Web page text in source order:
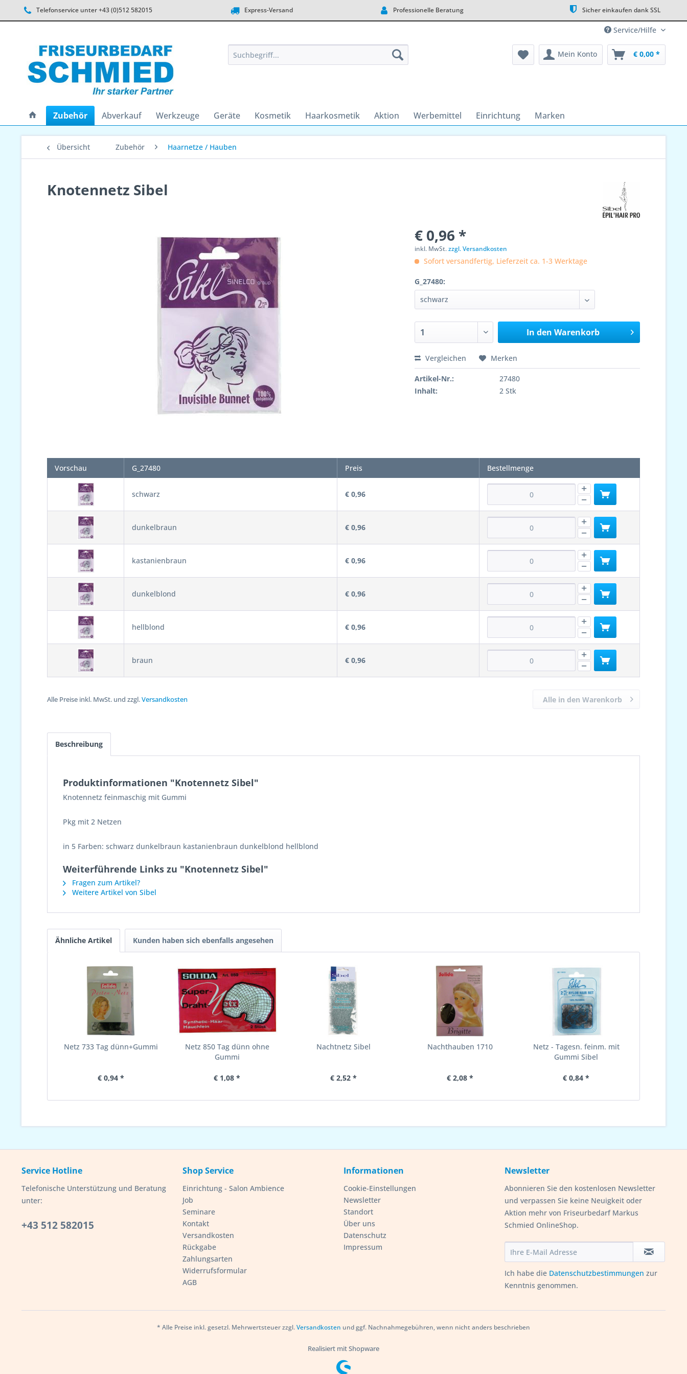
Telefonservice unter +43 (0)512 582015 Express-Versand Professionelle Beratung Sicher einkaufen dank SSL
Service/Hilfe
Mein Konto € 0,00 *
Zubehör Abverkauf Werkzeuge Geräte Kosmetik Haarkosmetik Aktion Werbemittel Einrichtung Marken
Übersicht Zubehör Haarnetze / Hauben
Knotennetz Sibel
€ 0,96 *
inkl. MwSt.zzgl. Versandkosten
Sofort versandfertig, Lieferzeit ca. 1-3 Werktage
G_27480:
In den Warenkorb
Vergleichen Merken
Artikel-Nr.:
27480
Inhalt:
2 Stk
Vorschau G_27480 Preis Bestellmenge
schwarz € 0,96
dunkelbraun € 0,96
kastanienbraun € 0,96
dunkelblond € 0,96
hellblond € 0,96
braun € 0,96
Alle Preise inkl. MwSt. und zzgl.Versandkosten Alle in den Warenkorb
Beschreibung
Produktinformationen "Knotennetz Sibel"
Knotennetz feinmaschig mit Gummi
Pkg mit 2 Netzen
in 5 Farben: schwarz dunkelbraun kastanienbraun dunkelblond hellblond
Weiterführende Links zu "Knotennetz Sibel"
Fragen zum Artikel?
Weitere Artikel von Sibel
Ähnliche Artikel Kunden haben sich ebenfalls angesehen
Netz 733 Tag dünn+Gummi
€ 0,94 *
Netz 850 Tag dünn ohne
Gummi
€ 1,08 *
Nachtnetz Sibel
€ 2,52 *
Nachthauben 1710
€ 2,08 *
Netz - Tagesn. feinm. mit
Gummi Sibel
€ 0,84 *
Service Hotline
Telefonische Unterstützung und Beratung
unter:
+43 512 582015
Shop Service
Einrichtung - Salon Ambience
Job
Seminare
Kontakt
Versandkosten
Rückgabe
Zahlungsarten
Widerrufsformular
AGB
Informationen
Cookie-Einstellungen
Newsletter
Standort
Über uns
Datenschutz
Impressum
Newsletter
Abonnieren Sie den kostenlosen Newsletter
und verpassen Sie keine Neuigkeit oder
Aktion mehr von Friseurbedarf Markus
Schmied OnlineShop.
Ich habe die Datenschutzbestimmungen zur
Kenntnis genommen.
* Alle Preise inkl. gesetzl. Mehrwertsteuer zzgl.Versandkosten und ggf. Nachnahmegebühren, wenn nicht anders beschrieben
Realisiert mit Shopware